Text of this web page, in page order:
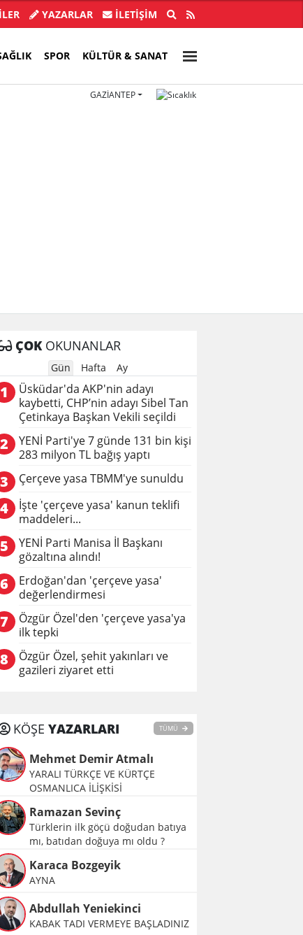
İl Başkanı gözaltına alındı!
YAZARLAR İLETIŞIM
SPOR KÜLTÜR & SANAT
GAZIANTEP
ÇOKOKUNANLAR
Gün Hafta Ay
1
Üsküdar'da AKP'nin adayı
kaybetti, CHP’nin adayı Sibel Tan
Çetinkaya Başkan Vekili seçildi
2
YENİ Parti'ye 7 günde 131 bin kişi
283 milyon TL bağış yaptı
3 Çerçeve yasa TBMM'ye sunuldu
4
İşte 'çerçeve yasa' kanun teklifi
maddeleri...
5
YENİ Parti Manisa İl Başkanı
gözaltına alındı!
6
Erdoğan'dan 'çerçeve yasa'
değerlendirmesi
7
Özgür Özel'den 'çerçeve yasa'ya
ilk tepki
8
Özgür Özel, şehit yakınları ve
gazileri ziyaret etti
KÖŞE YAZARLARI TÜMÜ
Mehmet Demir Atmalı
YARALI TÜRKÇE VE KÜRTÇE
OSMANLICA İLİŞKİSİ
Ramazan Sevinç
Türklerin ilk göçü doğudan batıya
mı, batıdan doğuya mı oldu ?
Karaca Bozgeyik
AYNA
Abdullah Yeniekinci
KABAK TADI VERMEYE BAŞLADINIZ